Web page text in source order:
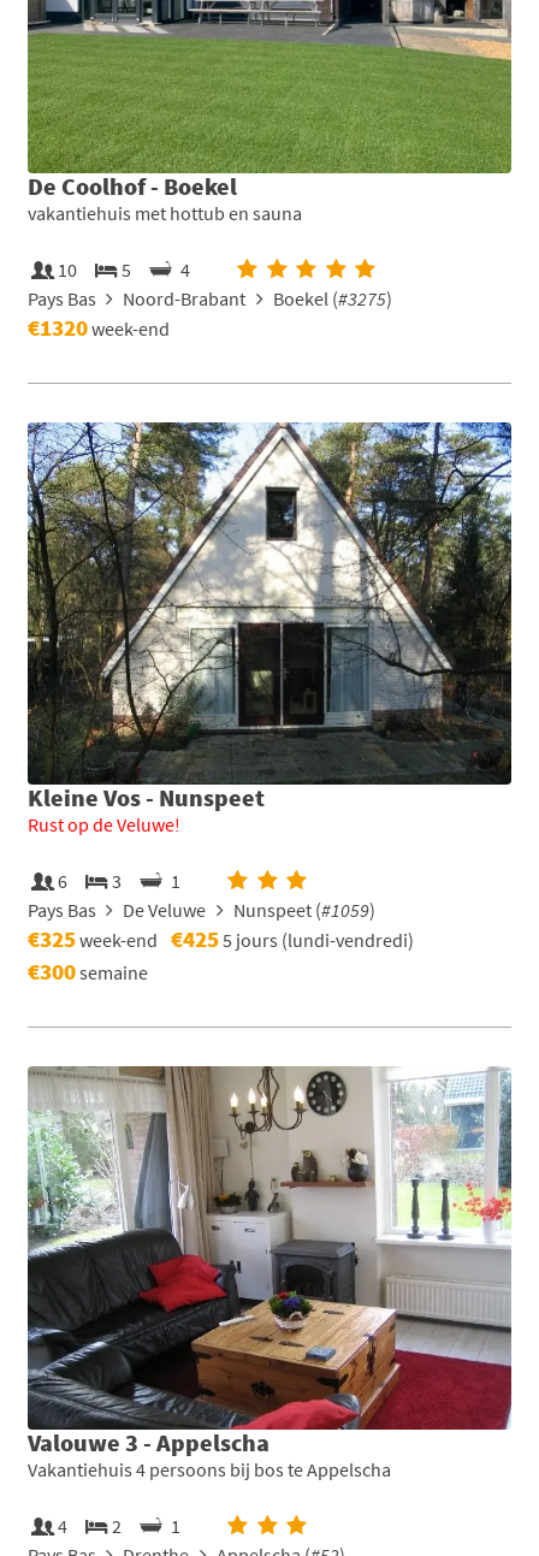
De Coolhof - Boekel
vakantiehuis met hottub en sauna
10 5
4
Pays Bas
Noord-Brabant Boekel (#3275)
€1320week-end
Kleine Vos - Nunspeet
Rust op de Veluwe!
6 3
1
Pays Bas
De Veluwe Nunspeet (#1059)
€325week-end €4255 jours (lundi-vendredi)
€300semaine
Valouwe 3 - Appelscha
Vakantiehuis 4 persoons bij bos te Appelscha
4 2
1